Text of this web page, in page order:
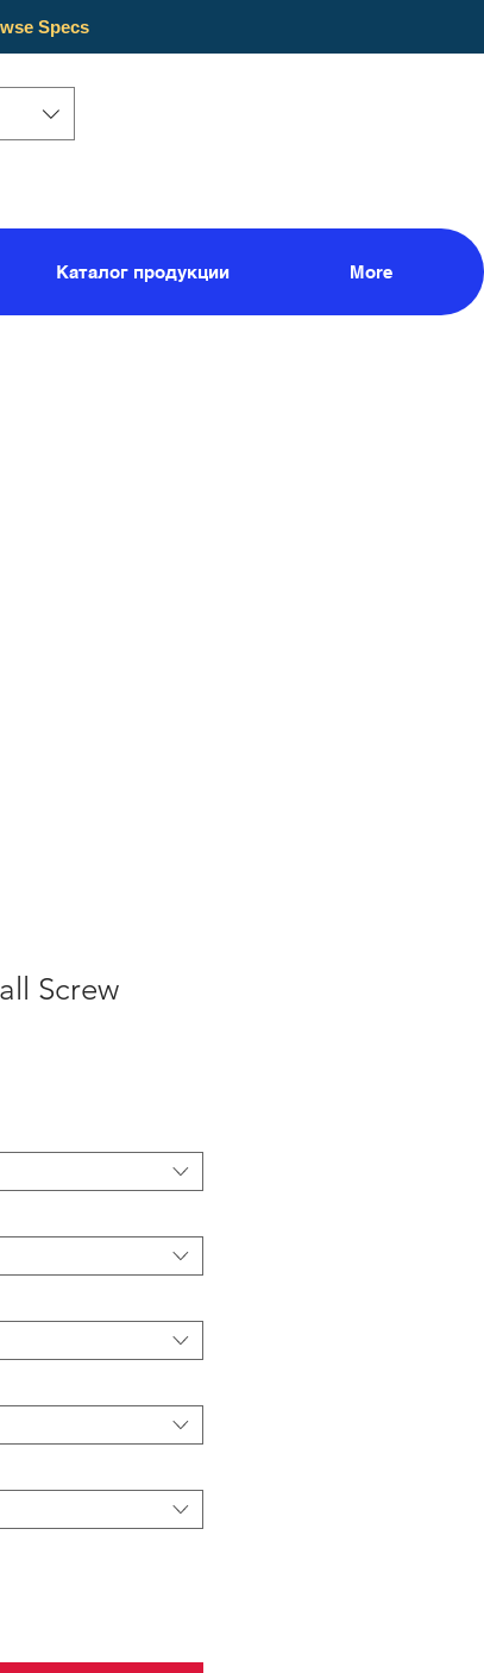
Каталог продукции More
Screw
Specs